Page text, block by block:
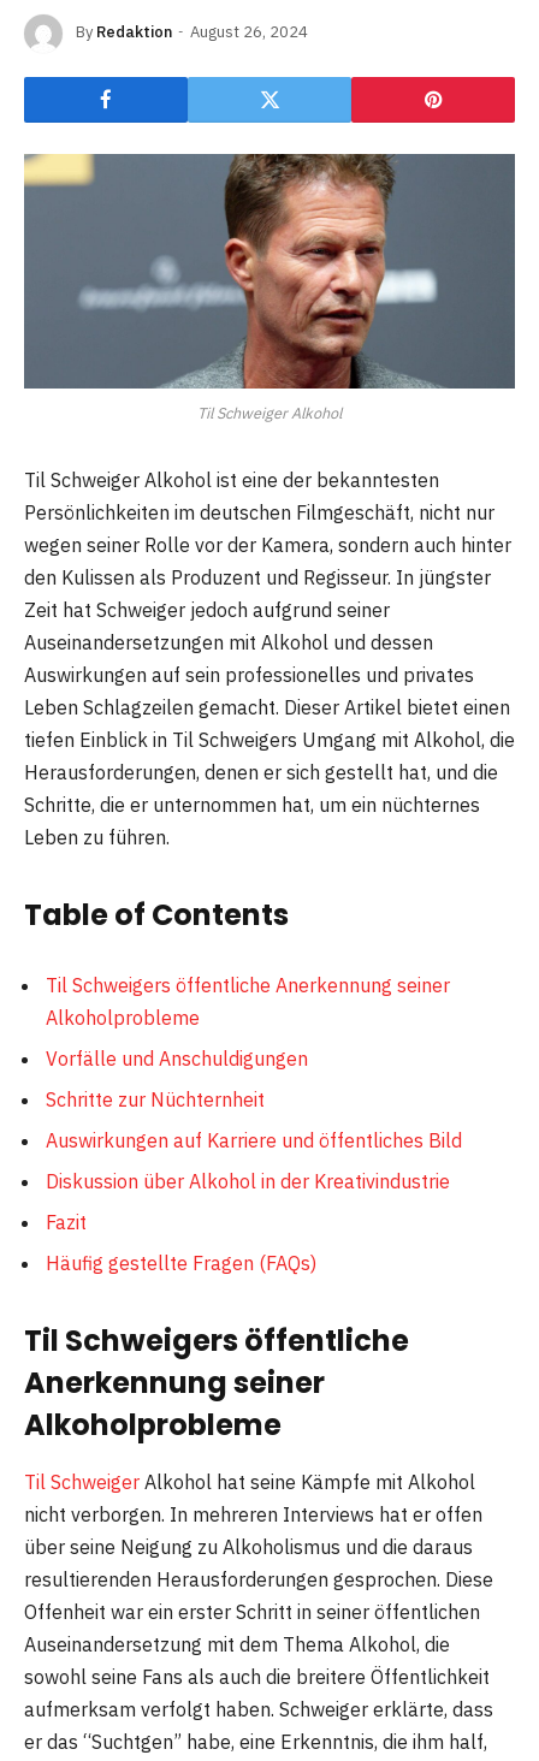
By Redaktion August 26, 2024
Til Schweiger Alkohol
Til Schweiger Alkohol ist eine der bekanntesten
Persönlichkeiten im deutschen Filmgeschäft, nicht nur
wegen seiner Rolle vor der Kamera, sondern auch hinter
den Kulissen als Produzent und Regisseur. In jüngster
Zeit hat Schweiger jedoch aufgrund seiner
Auseinandersetzungen mit Alkohol und dessen
Auswirkungen auf sein professionelles und privates
Leben Schlagzeilen gemacht. Dieser Artikel bietet einen
tiefen Einblick in Til Schweigers Umgang mit Alkohol, die
Herausforderungen, denen er sich gestellt hat, und die
Schritte, die er unternommen hat, um ein nüchternes
Leben zu führen.
Table of Contents
Til Schweigers öffentliche Anerkennung seiner
Alkoholprobleme
Vorfälle und Anschuldigungen
Schritte zur Nüchternheit
Auswirkungen auf Karriere und öffentliches Bild
Diskussion über Alkohol in der Kreativindustrie
Fazit
Häufig gestellte Fragen (FAQs)
Til Schweigers öffentliche
Anerkennung seiner
Alkoholprobleme
Til Schweiger Alkohol hat seine Kämpfe mit Alkohol
nicht verborgen. In mehreren Interviews hat er offen
über seine Neigung zu Alkoholismus und die daraus
resultierenden Herausforderungen gesprochen. Diese
Offenheit war ein erster Schritt in seiner öffentlichen
Auseinandersetzung mit dem Thema Alkohol, die
sowohl seine Fans als auch die breitere Öffentlichkeit
aufmerksam verfolgt haben. Schweiger erklärte, dass
er das “Suchtgen” habe, eine Erkenntnis, die ihm half,